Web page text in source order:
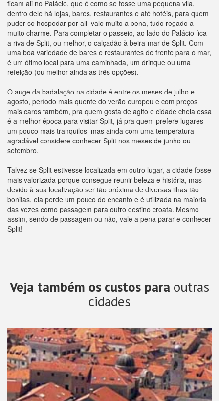
ficam ali no Palácio, que é como se fosse uma pequena vila,
dentro dele há lojas, bares, restaurantes e até hotéis, para quem
puder se hospedar por ali, vale muito a pena, tudo regado a
muito charme. Para completar o passeio, ao lado do Palácio fica
a riva de Split, ou melhor, o calçadão à beira-mar de Split. Com
uma boa variedade de bares e restaurantes de frente para o mar,
é um ótimo local para uma caminhada, um drinque ou uma
refeição (ou melhor ainda as três opções).
O auge da badalação na cidade é entre os meses de julho e
agosto, período mais quente do verão europeu e com preços
mais caros também, pra quem gosta de agito e cidade cheia essa
é a melhor época para visitar Split, já pra quem prefere lugares
um pouco mais tranquilos, mas ainda com uma temperatura
agradável considere conhecer Split nos meses de junho ou
setembro.
Talvez se Split estivesse localizada em outro lugar, a cidade fosse
mais valorizada porque consegue reunir beleza e história, mas
devido à sua localização ser tão próxima de diversas ilhas tão
bonitas, ela perde um pouco do encanto e é utilizada na maioria
das vezes como passagem para outro destino croata. Mesmo
assim, sendo de passagem ou não, vale a pena parar e conhecer
Split!
Veja também os custos para outras
cidades